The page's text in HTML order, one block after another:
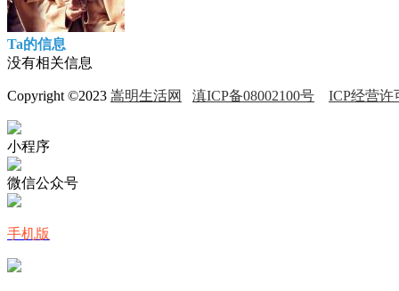
Ta的信息
没有相关信息
Copyright ©2023 嵩明生活网 滇ICP备08002100号 ICP经营许
小程序
微信公众号
手机版